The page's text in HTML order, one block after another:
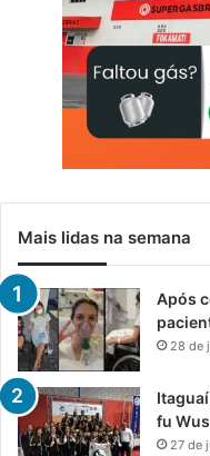
Mais lidas na semana
Após
28 de
fu
27 de